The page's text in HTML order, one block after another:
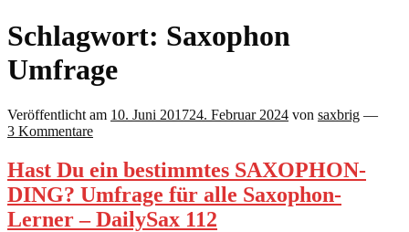
Schlagwort: Saxophon
Umfrage
Veröffentlicht am 10. Juni 201724. Februar 2024 von saxbrig —
3 Kommentare
Hast Du ein bestimmtes SAXOPHON-
DING? Umfrage für alle Saxophon-
Lerner – DailySax 112